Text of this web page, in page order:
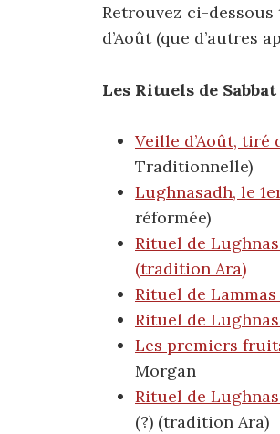
Retrouvez ci-
d’Août (que d’autres
Les Rituels de Sabbat
Veille d’Août, tiré
Traditionnelle)
Lughnasadh, le
réformée)
Rituel de
(tradition Ara)
Rituel de Lammas
Rituel de
Les premiers
Morgan
Rituel de
(?) (tradition Ara)